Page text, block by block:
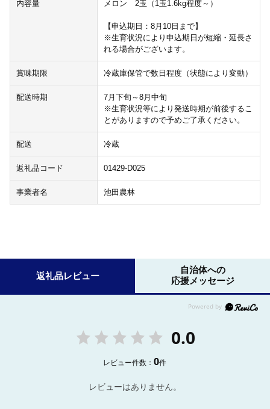
内容量 メロン 2玉（1玉1.6kg程度～）
【申込期日：8月10日まで】
※生育状況により申込期日が短縮・延長さ
れる場合がございます。
賞味期限 冷蔵庫保管で数日程度（状態により変動）
配送時期
7月下旬～8月中旬
※生育状況等により発送時期が前後するこ
とがありますので予めご了承ください。
配送 冷蔵
返礼品コード 01429-D025
事業者名 池田農林
返礼品レビュー
自治体への
応援メッセージ
0.0
レビュー件数：0件
レビューはありません。